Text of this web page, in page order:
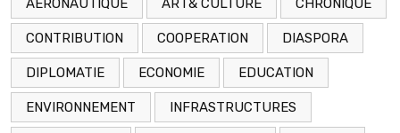
AERONAUTIQUE ART& CULTURE CHRONIQUE
CONTRIBUTION COOPERATION DIASPORA
DIPLOMATIE ECONOMIE EDUCATION
ENVIRONNEMENT INFRASTRUCTURES